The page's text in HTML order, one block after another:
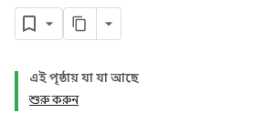
এই পৃষ্ঠায় যা যা আছে
শুরু করুন